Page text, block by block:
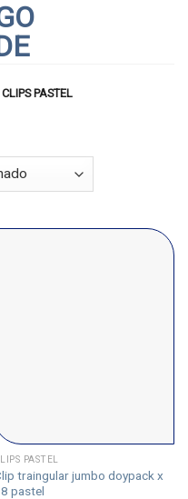
CLIPS PASTEL
PASTEL
traingular jumbo doypack x
pastel